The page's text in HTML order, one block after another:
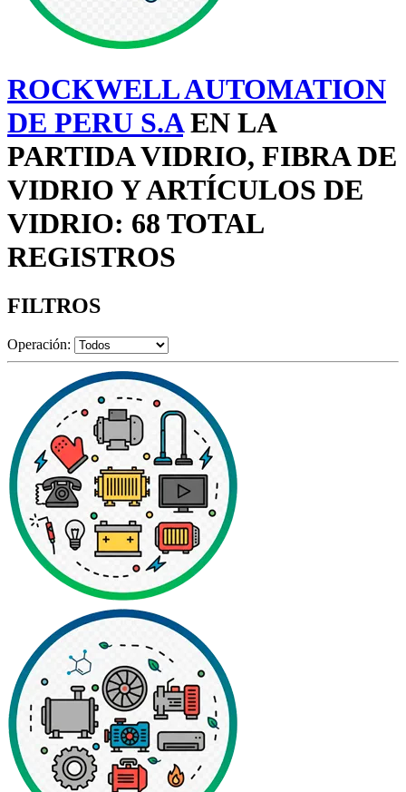
ROCKWELL AUTOMATION
DE PERU S.AEN LA
PARTIDA VIDRIO, FIBRA DE
VIDRIO Y ARTÍCULOS DE
VIDRIO: 68 TOTAL
REGISTROS
FILTROS
Operación: